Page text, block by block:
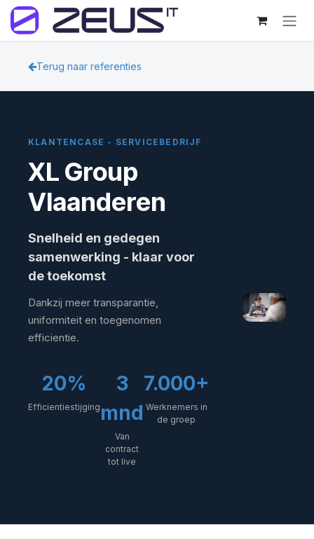
Skip to Content
Terug naar referenties
KLANTENCASE - SERVICEBEDRIJF
XL Group
Vlaanderen
Snelheid en gedegen
samenwerking - klaar voor
de toekomst
Dankzij meer transparantie,
uniformiteit en toegenomen
efficientie.
20%
Efficientiestijging
3
mnd
Van
contract
tot live
7.000+
Werknemers in
de groep